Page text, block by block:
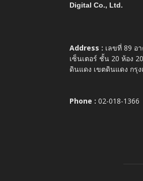
Digital Co., Ltd.
Address : เลขที่ 89 อ
เซ็นเตอร์ ชั้น 20 ห้อง
ดินแดง เขตดินแดง กรุง
Phone : 02-018-1366